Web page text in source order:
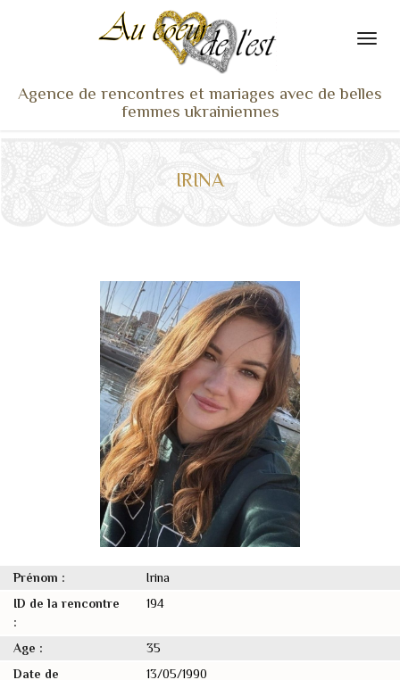
Agence de rencontres et mariages avec de belles
femmes ukrainiennes
NOS ADHÉRENTES
ACTUS
COACHING RENCONTRE
NOTRE DIFFÉRENCE
CONTACT
IRINA
Prénom :
Irina
ID de la rencontre
:
194
Age :
35
Date de
13/05/1990